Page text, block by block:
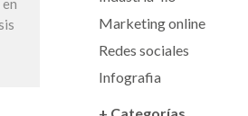
Marketing online
Redes sociales
Infografia